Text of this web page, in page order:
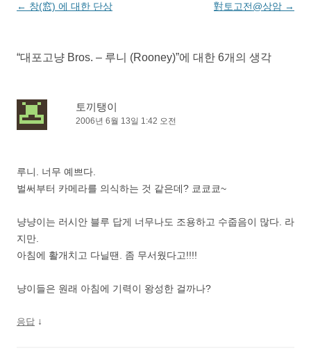
글
션
← 창(窓) 에 대한 단상 對토고전@상암 →
“대포고냥 Bros. – 루니 (Rooney)”에 대한 6개의 생각
토끼탱이
2006년 6월 13일 1:42 오전
루니. 너무 예쁘다.
벌써부터 카메라를 의식하는 것 같은데? 쿄쿄쿄~
냥냥이는 러시안 블루 답게 너무나도 조용하고 수줍음이 많다. 라
지만.
아침에 활개치고 다닐땐. 좀 무서웠다고!!!!
냥이들은 원래 아침에 기력이 왕성한 걸까나?
응답 ↓